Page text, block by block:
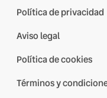
Política de privacidad
Aviso legal
Política de cookies
Términos y